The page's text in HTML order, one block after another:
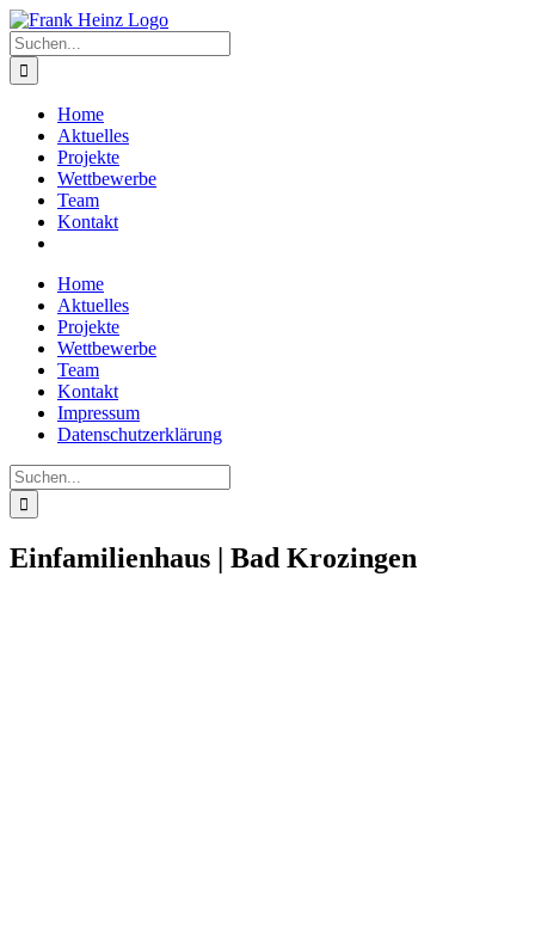
Zum
Inhalt
springen
Suche
nach:
Home
Aktuelles
Projekte
Wettbewerbe
Team
Kontakt
Home
Aktuelles
Projekte
Wettbewerbe
Team
Kontakt
Impressum
Datenschutzerklärung
Suche
nach:
Einfamilienhaus | Bad Krozingen